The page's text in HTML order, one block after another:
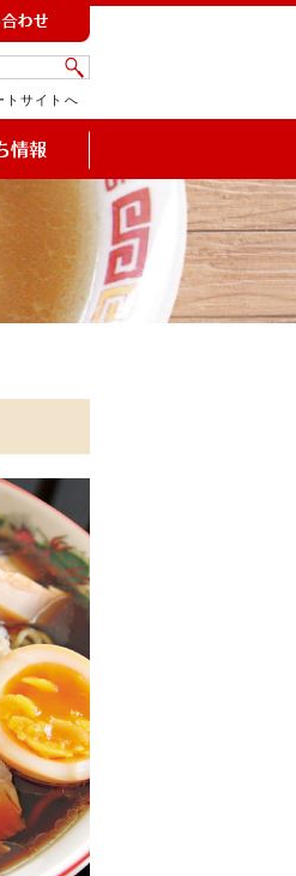
トサイトへ